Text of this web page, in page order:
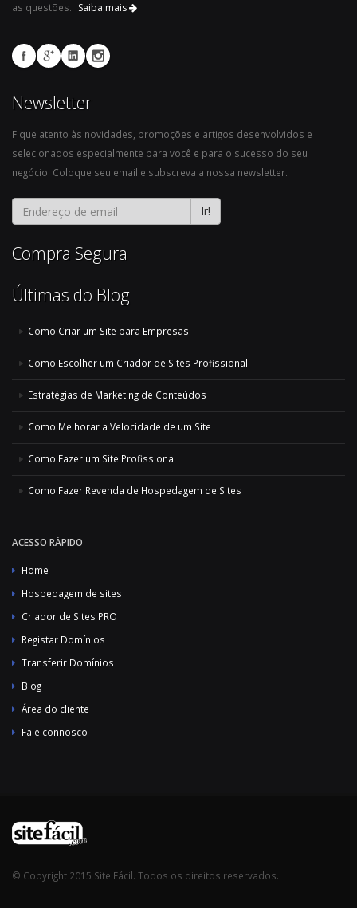
as questões.
Saiba mais
Newsletter
Fique atento às novidades, promoções e artigos desenvolvidos e
selecionados especialmente para você e para o sucesso do seu
negócio. Coloque seu email e subscreva a nossa newsletter.
Ir!
Compra Segura
Últimas do Blog
Como Criar um Site para Empresas
Como Escolher um Criador de Sites Profissional
Estratégias de Marketing de Conteúdos
Como Melhorar a Velocidade de um Site
Como Fazer um Site Profissional
Como Fazer Revenda de Hospedagem de Sites
ACESSO RÁPIDO
Home
Hospedagem de sites
Criador de Sites PRO
Registar Domínios
Transferir Domínios
Blog
Área do cliente
Fale connosco
© Copyright 2015 Site Fácil. Todos os direitos reservados.